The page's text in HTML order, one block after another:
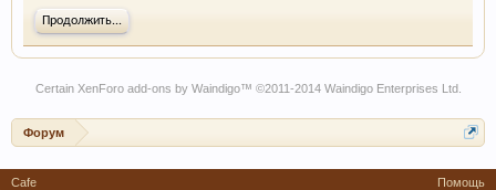
Продолжить...
Certain XenForo add-ons by Waindigo™ ©2011-2014 Waindigo Enterprises Ltd.
Форум
Cafe
Помощь